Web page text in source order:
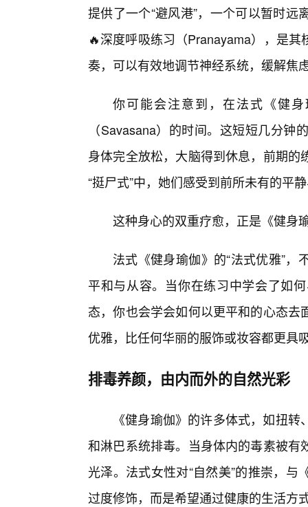
提供了一个“避风港”，一个可以暂时
🔥深度呼吸练习（Pranayama），是
奏，可以有效地调节神经系统，缓解焦
你可能会注意到，在法式《健
（Savasana）的时间。这短短几分
身体完全放松，大脑得到休息，前期
“挺尸式”中，她们感受到前所未有的平
这种身心的双重疗愈，正是《健身
法式《健身瑜伽》的“法式优雅”
平和与从容。当你在练习中学会了如
态，你也会学会如何以更平和的心态
优雅，比任何华丽的服饰或妆容都更具
排毒养颜，由内而外的自然光彩
《健身瑜伽》的许多体式，如扭
和淋巴系统排毒。当身体内的毒素被
光泽。法式女性对“自然美”的推崇，
过度修饰，而是希望通过健康的生活方